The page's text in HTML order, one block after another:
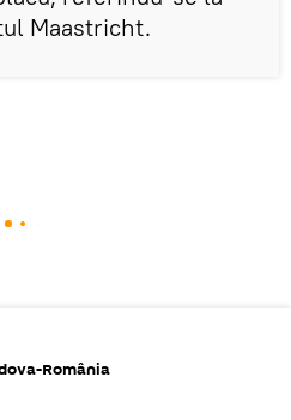
Maastricht.
România